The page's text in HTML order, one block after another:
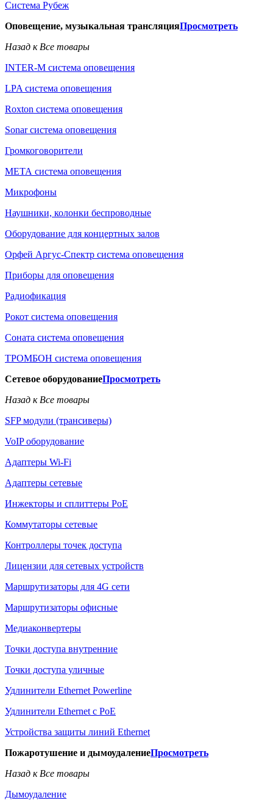
Система Рубеж
Оповещение, музыкальная трансляцияПросмотреть
Назад к Все товары
INTER-M система оповещения
LPA система оповещения
Roxton система оповещения
Sonar система оповещения
Громкоговорители
МЕТА система оповещения
Микрофоны
Наушники, колонки беспроводные
Оборудование для концертных залов
Орфей Аргус-Спектр система оповещения
Приборы для оповещения
Радиофикация
Рокот система оповещения
Соната система оповещения
ТРОМБОН система оповещения
Сетевое оборудованиеПросмотреть
Назад к Все товары
SFP модули (трансиверы)
VoIP оборудование
Адаптеры Wi-Fi
Адаптеры сетевые
Инжекторы и сплиттеры РоЕ
Коммутаторы сетевые
Контроллеры точек доступа
Лицензии для сетевых устройств
Маршрутизаторы для 4G сети
Маршрутизаторы офисные
Медиаконвертеры
Точки доступа внутренние
Точки доступа уличные
Удлинители Ethernet Powerline
Удлинители Ethernet с PoE
Устройства защиты линий Ethernet
Пожаротушение и дымоудалениеПросмотреть
Назад к Все товары
Дымоудаление